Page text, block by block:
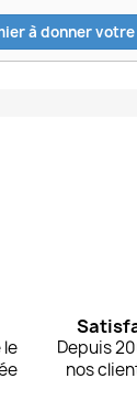
à donner votre
Depuis
nos